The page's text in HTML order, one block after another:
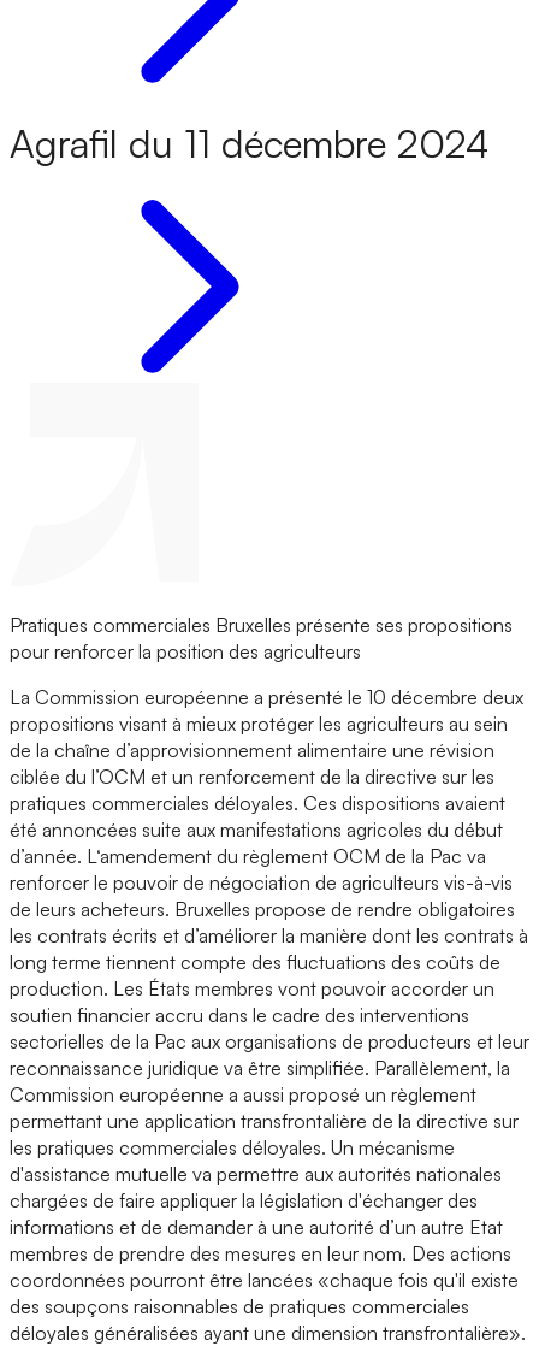
Agrafil du 11 décembre 2024
Pratiques commerciales Bruxelles présente ses propositions
pour renforcer la position des agriculteurs
La Commission européenne a présenté le 10 décembre deux
propositions visant à mieux protéger les agriculteurs au sein
de la chaîne d’approvisionnement alimentaire une révision
ciblée du l’OCM et un renforcement de la directive sur les
pratiques commerciales déloyales. Ces dispositions avaient
été annoncées suite aux manifestations agricoles du début
d’année. L‘amendement du règlement OCM de la Pac va
renforcer le pouvoir de négociation de agriculteurs vis-à-vis
de leurs acheteurs. Bruxelles propose de rendre obligatoires
les contrats écrits et d’améliorer la manière dont les contrats à
long terme tiennent compte des fluctuations des coûts de
production. Les États membres vont pouvoir accorder un
soutien financier accru dans le cadre des interventions
sectorielles de la Pac aux organisations de producteurs et leur
reconnaissance juridique va être simplifiée. Parallèlement, la
Commission européenne a aussi proposé un règlement
permettant une application transfrontalière de la directive sur
les pratiques commerciales déloyales. Un mécanisme
d'assistance mutuelle va permettre aux autorités nationales
chargées de faire appliquer la législation d'échanger des
informations et de demander à une autorité d’un autre Etat
membres de prendre des mesures en leur nom. Des actions
coordonnées pourront être lancées «chaque fois qu'il existe
des soupçons raisonnables de pratiques commerciales
déloyales généralisées ayant une dimension transfrontalière».